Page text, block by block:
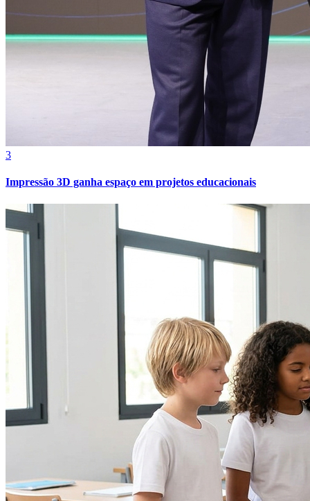
3
Impressão 3D ganha espaço em projetos educacionais